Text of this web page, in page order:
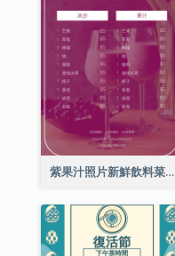
紫果汁照片新鮮飲料菜單